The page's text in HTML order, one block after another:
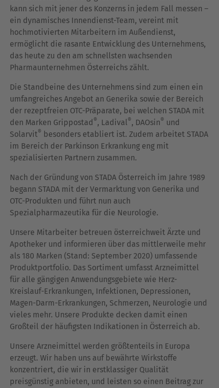
kann sich mit jener des Konzerns in jedem Fall messen –
ein dynamisches Innendienst-Team, vereint mit
hochmotivierten Mitarbeitern im Außendienst,
ermöglicht die rasante Entwicklung des Unternehmens,
das heute zu den am schnellsten wachsenden
Pharmaunternehmen Österreichs zählt.
Die Standbeine des Unternehmens sind zum einen ein
umfangreiches Angebot an Generika sowie der Bereich
der rezeptfreien OTC-Präparate, bei welchen STADA mit
den Marken Grippostad ®, Ladival®, DAOsin® und
Solarvit® besonders etabliert ist. Zudem arbeitet STADA
im Bereich der Parkinson Erkrankung eng mit
spezialisierten Partnern zusammen.
Nach der Gründung von STADA Österreich im Jahre 1989
begann STADA mit der Vermarktung von Generika und
OTC-Produkten und führt nun auch
Spezialpharmazeutika für die Neurologie.
Unsere Mitarbeiter betreuen österreichweit Ärzte und
Apotheker und informieren über das mittlerweile mehr
als 180 Marken (Stand: September 2020) umfassende
Produktportfolio. Das Sortiment umfasst Arzneimittel
für alle gängigen Anwendungsgebiete wie Herz-
Kreislauf-Erkrankungen, Infektionen, Depressionen,
Magen-Darm-Erkrankungen, Schmerzen, Neurologie und
vieles mehr. Unsere Produkte decken damit einen
Großteil der häufigsten Indikationen in Österreich ab.
Unsere Arzneimittel werden größtenteils in Europa
erzeugt. Wir haben uns auf bewährte Wirkstoffe
konzentriert, die wir in erstklassiger Qualität
preisgünstig anbieten, und leisten so einen Beitrag zur